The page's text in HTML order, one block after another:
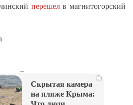
перешелв магнитогорский
i
Скрытая камера
на пляже Крыма: